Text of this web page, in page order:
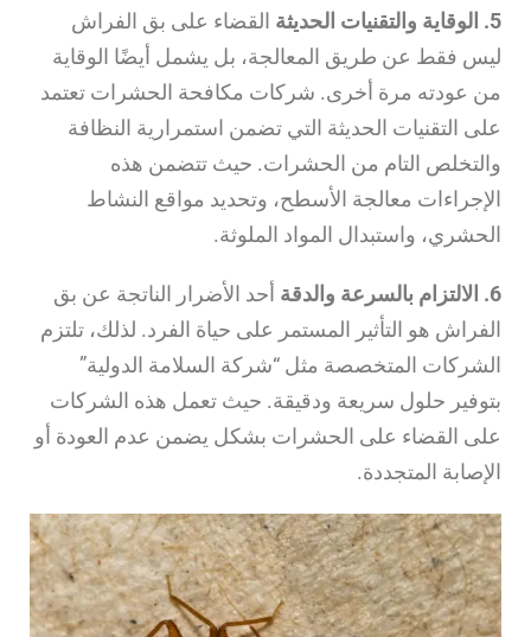
5. الوقاية والتقنيات الحديثة
القضاء على بق الفراش
ليس فقط عن طريق المعالجة، بل يشمل أيضًا الوقاية
من عودته مرة أخرى. شركات مكافحة الحشرات تعتمد
على التقنيات الحديثة التي تضمن استمرارية النظافة
والتخلص التام من الحشرات. حيث تتضمن هذه
الإجراءات معالجة الأسطح، وتحديد مواقع النشاط
الحشري، واستبدال المواد الملوثة.
6. الالتزام بالسرعة والدقة
أحد الأضرار الناتجة عن بق
الفراش هو التأثير المستمر على حياة الفرد. لذلك، تلتزم
الشركات المتخصصة مثل “شركة السلامة الدولية”
بتوفير حلول سريعة ودقيقة. حيث تعمل هذه الشركات
على القضاء على الحشرات بشكل يضمن عدم العودة أو
الإصابة المتجددة.